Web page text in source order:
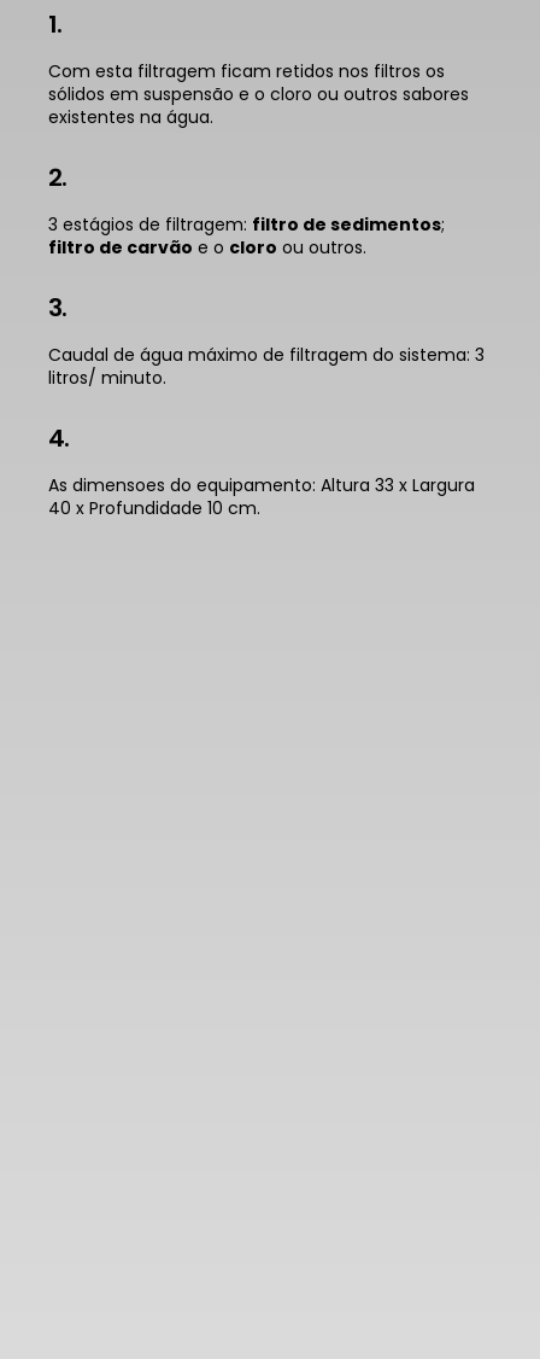
1.
Com esta filtragem ficam retidos nos filtros os
sólidos em suspensão e o cloro ou outros sabores
existentes na água.
2.
3 estágios de filtragem: filtro de sedimentos;
filtro de carvão e o cloro ou outros.
3.
Caudal de água máximo de filtragem do sistema: 3
litros/ minuto.
4.
As dimensoes do equipamento: Altura 33 x Largura
40 x Profundidade 10 cm.